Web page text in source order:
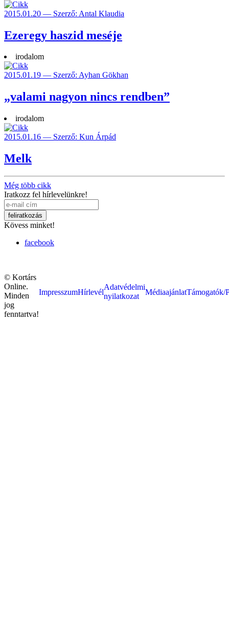
2015.01.20 — Szerző: Antal Klaudia
Ezeregy haszid meséje
irodalom
2015.01.19 — Szerző: Ayhan Gökhan
„valami nagyon nincs rendben”
irodalom
2015.01.16 — Szerző: Kun Árpád
Melk
Még több cikk
Iratkozz fel hírlevelünkre!
Kövess minket!
facebook
© Kortárs
Online.
Minden
jog
fenntartva!
ImpresszumHírlevél
Adatvédelmi
nyilatkozat
MédiaajánlatTámogatók/